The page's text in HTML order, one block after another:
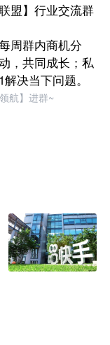
盟】行业交流群
周群内商机分
，共同成长；私
决当下问题。
航】进群~